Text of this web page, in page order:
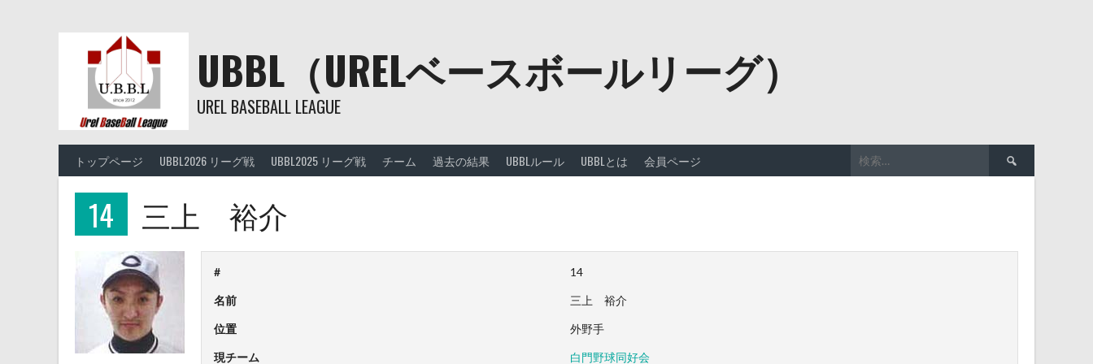
UBBL（URELベースボールリーグ）
UREL BASEBALL LEAGUE
トップページ UBBL2026 リーグ戦 UBBL2025 リーグ戦 チーム 過去の結果 UBBLルール UBBLとは 会員ページ
索:
14 三上 裕介
# 14
名前 三上 裕介
位置 外野手
現チーム 白門野球同好会